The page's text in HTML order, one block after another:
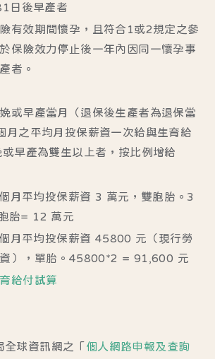
日後早產者
有效期間懷孕，且符合1或2規定之參
保險效力停止後一年內因同一懷孕事
者。
或早產當月（退保後生產者為退保當
月之平均月投保薪資一次給與生育給
早產為雙生以上者，按比例增給
月平均投保薪資 3 萬元，雙胞胎。3
胎= 12 萬元
月平均投保薪資 45800 元（現行勞
），單胎。45800*2 = 91,600 元
給付試算
全球資訊網之「 個人網路申報及查詢